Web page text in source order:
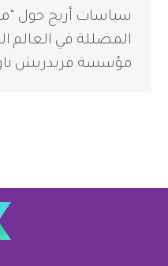
سياسات أريج حول
المضللة في العالم
مؤسسة فريدريش